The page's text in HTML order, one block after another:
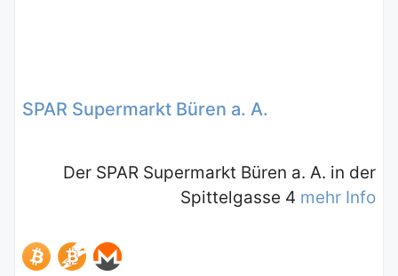
SPAR Supermarkt Büren a. A.
Der SPAR Supermarkt Büren a. A. in der
Spittelgasse 4 mehr Info